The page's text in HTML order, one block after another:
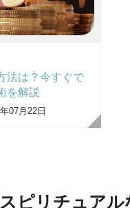
法は？今すぐで
を解説
07月22日
スピリチュア